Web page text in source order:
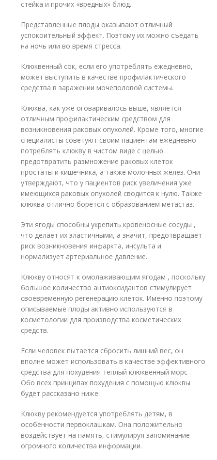
стейка и прочих «вредных» блюд.
Представленные плоды оказывают отличный
успокоительный эффект. Поэтому их можно съедать
на ночь или во время стресса.
Клюквенный сок, если его употреблять ежедневно,
может выступить в качестве профилактического
средства в заражении мочеполовой системы.
Клюква, как уже оговаривалось выше, является
отличным профилактическим средством для
возникновения раковых опухолей. Кроме того, многие
специалисты советуют своим пациентам ежедневно
потреблять клюкву в чистом виде с целью
предотвратить размножение раковых клеток
простаты и кишечника, а также молочных желез. Они
утверждают, что у пациентов риск увеличения уже
имеющихся раковых опухолей сводится к нулю. Также
клюква отлично борется с образованием метастаз.
Эти ягоды способны укрепить кровеносные сосуды ,
что делает их эластичными, а значит, предотвращает
риск возникновения инфаркта, инсульта и
нормализует артериальное давление.
Клюкву относят к омолаживающим ягодам , поскольку
большое количество антиоксидантов стимулирует
своевременную регенерацию клеток. Именно поэтому
описываемые плоды активно используются в
косметологии для производства косметических
средств.
Если человек пытается сбросить лишний вес, он
вполне может использовать в качестве эффективного
средства для похудения теплый клюквенный морс .
Обо всех принципах похудения с помощью клюквы
будет рассказано ниже.
Клюкву рекомендуется употреблять детям, в
особенности первоклашкам. Она положительно
воздействует на память, стимулируя запоминание
огромного количества информации.